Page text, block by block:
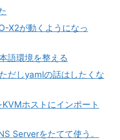
X2が動くようになっ
語環境を整える
だしyamlの話はしたくな
ホストにインポート
Serverをたてて使う。